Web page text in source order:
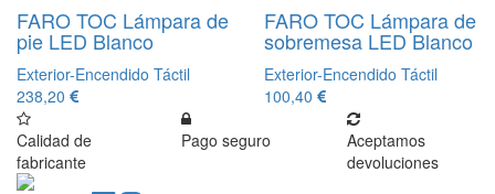
FARO TOC Lámpara de
pie LED Blanco
Exterior-Encendido Táctil
238,20
FARO TOC Lámpara de
sobremesa LED Blanco
Exterior-Encendido Táctil
100,40
Calidad de
fabricante
Pago seguro
Aceptamos
devoluciones